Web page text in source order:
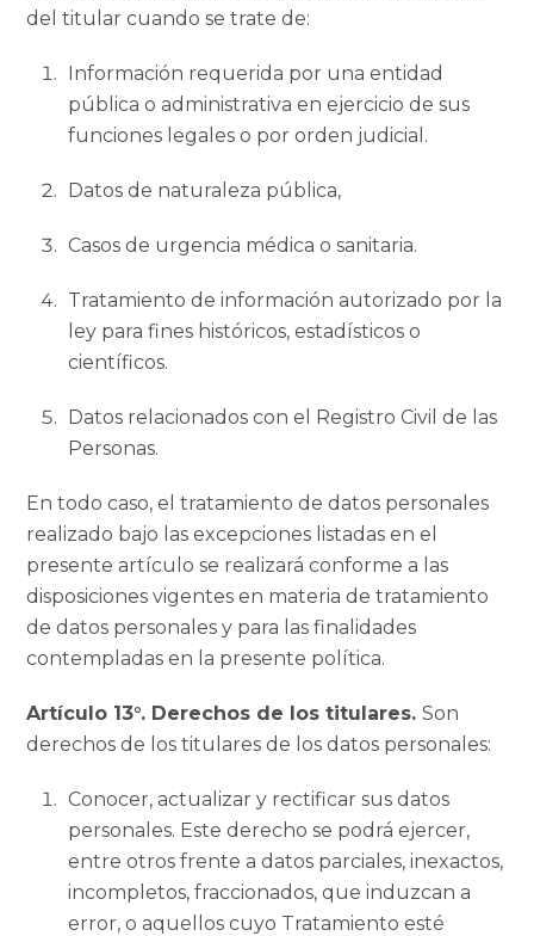
del titular cuando se trate de:
Información requerida por una entidad
pública o administrativa en ejercicio de sus
funciones legales o por orden judicial.
Datos de naturaleza pública,
Casos de urgencia médica o sanitaria.
Tratamiento de información autorizado por la
ley para fines históricos, estadísticos o
científicos.
Datos relacionados con el Registro Civil de las
Personas.
En todo caso, el tratamiento de datos personales
realizado bajo las excepciones listadas en el
presente artículo se realizará conforme a las
disposiciones vigentes en materia de tratamiento
de datos personales y para las finalidades
contempladas en la presente política.
Artículo 13°. Derechos de los titulares.Son
derechos de los titulares de los datos personales:
Conocer, actualizar y rectificar sus datos
personales. Este derecho se podrá ejercer,
entre otros frente a datos parciales, inexactos,
incompletos, fraccionados, que induzcan a
error, o aquellos cuyo Tratamiento esté